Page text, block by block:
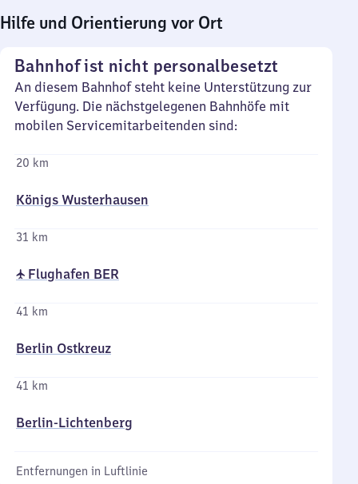
Hilfe und Orientierung vor Ort
Bahnhof ist nicht personalbesetzt
An diesem Bahnhof steht keine Unterstützung zur
Verfügung. Die nächstgelegenen Bahnhöfe mit
mobilen Servicemitarbeitenden sind:
20 km
Königs Wusterhausen
31 km
✈ Flughafen BER
41 km
Berlin Ostkreuz
41 km
Berlin-Lichtenberg
Entfernungen in Luftlinie